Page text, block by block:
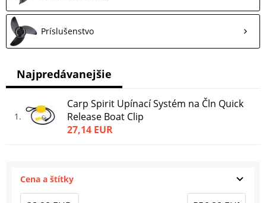
Príslušenstvo
1
Carp Spirit Upínací Systém na Čln Quick
Release Boat Clip
27,14 EUR
Najpredávanejšie
Cena a štítky